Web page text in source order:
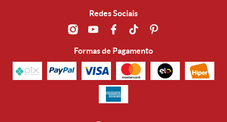
Redes Sociais
Formas de Pagamento